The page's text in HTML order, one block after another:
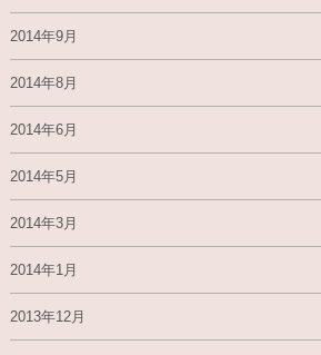
2014年9月
2014年8月
2014年6月
2014年5月
2014年3月
2014年1月
2013年12月